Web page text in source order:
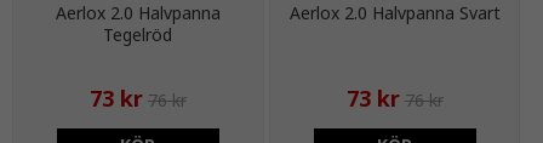
Aerlox 2.0 Halvpanna
Tegelröd
73 kr 76 kr
Aerlox 2.0 Halvpanna Svart
73 kr 76 kr